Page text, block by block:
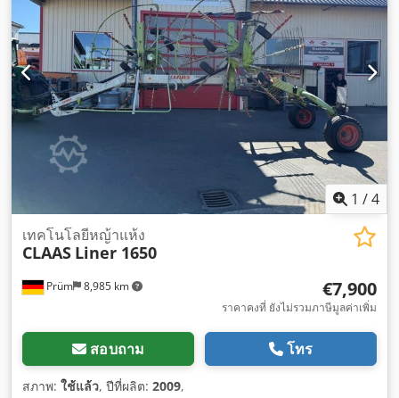
1 /4
Prüm 8,985 km
เทคโนโลยีหญ้าแห้ง
CLAAS Liner 1650
€7,900
ราคาคงที่ ยังไม่รวมภาษีมูลค่าเพิ่ม
สอบถาม โทร
สภาพ: ใช้แล้ว, ปีที่ผลิต: 2009,